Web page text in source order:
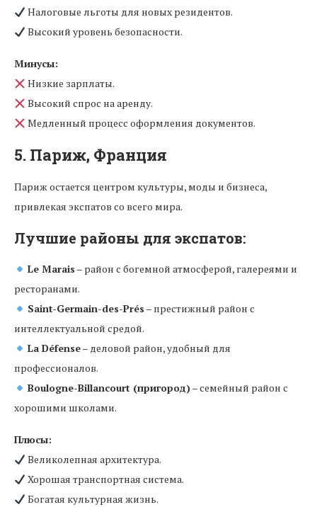
Налоговые льготы для новых резидентов.
Высокий уровень безопасности.
Минусы:
Низкие зарплаты.
Высокий спрос на аренду.
Медленный процесс оформления документов.
5. Париж, Франция
Париж остается центром культуры, моды и бизнеса,
привлекая экспатов со всего мира.
Лучшие районы для экспатов:
Le Marais – район с богемной атмосферой, галереями и
ресторанами.
Saint-Germain-des-Prés – престижный район с
интеллектуальной средой.
La Défense– деловой район, удобный для
профессионалов.
Boulogne-Billancourt (пригород)– семейный район с
хорошими школами.
Плюсы:
Великолепная архитектура.
Хорошая транспортная система.
Богатая культурная жизнь.